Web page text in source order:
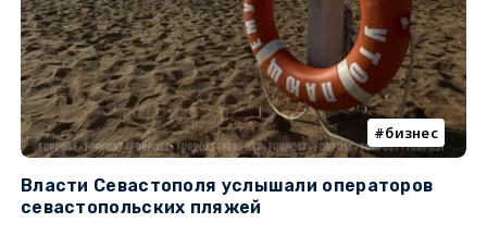
бизнес
Власти Севастополя услышали операторов
севастопольских пляжей